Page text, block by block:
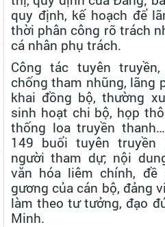
quy định, kế hoạch để
thời phân công rõ trách
cá nhân phụ trách.
Công tác tuyên
chống tham nhũng, lãng
khai đồng bộ, thường
sinh hoạt chi bộ, họp
thống loa truyền
149 buổi tuyên
người tham dự; nội
văn hóa liêm chính, đề
gương của cán bộ, đảng
làm theo tư tưởng, đạo
Minh.